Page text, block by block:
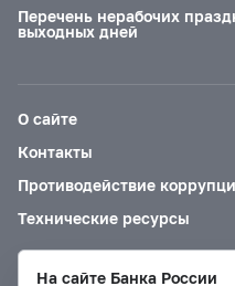
Перечень нерабочих
выходных дней
О сайте
Контакты
Противодействие
Технические ресурсы
На сайте Банка России